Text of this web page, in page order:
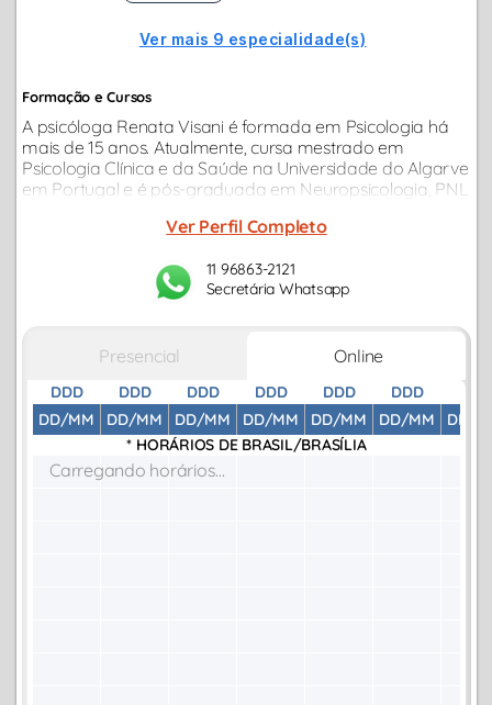
Ver mais 9 especialidade(s)
Formação e Cursos
A psicóloga Renata Visani é formada em Psicologia há
mais de 15 anos. Atualmente, cursa mestrado em
Psicologia Clínica e da Saúde na Universidade do Algarve
em Portugal e é pós-graduada em Neuropsicologia, PNL
através da Psicanálise.Ver Perfil Completo
11 96863-2121
Secretária Whatsapp
Presencial Online
DDD
DD/MM
DDD
DD/MM
DDD
DD/MM
DDD
DD/MM
DDD
DD/MM
DDD
DD/MM
DD/
* HORÁRIOS DE BRASIL/BRASÍLIA
Carregando horários...